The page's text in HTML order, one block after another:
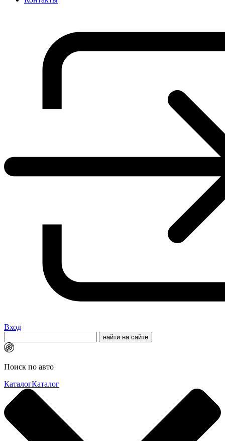
Вход
Поиск по авто
КаталогКаталог